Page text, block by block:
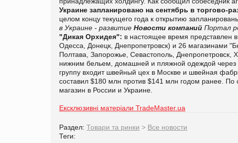
Украине запланировано на сентябрь в торгово-
целом концу текущего года к открытию
в Украине - развитие Новости компаний Портал
"Дикая Орхидея": в настоящее время представлен
Одесса, Донецк, Днепропетровск) и 26 магазинами
Полтава, Запорожье, Севастополь, Днепропетровск,
нижним бельем, домашней и пляжной одеждой
группу входит швейный цех в Москве и швейная
составил $180 млн против $141 млн годом ранее. По
магазин в России и Украине.
Ексклюзивні матеріали TradeMaster.ua
Раздел: Товари та ринки > Все новости
Теги: